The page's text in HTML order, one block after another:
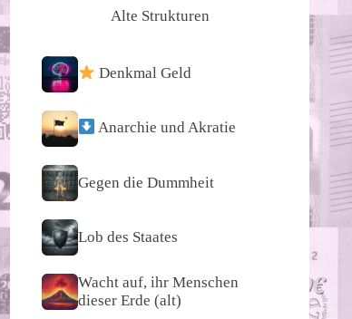
Alte Strukturen
Denkmal Geld
Anarchie und Akratie
Gegen die Dummheit
Lob des Staates
Wacht auf, ihr Menschen
dieser Erde (alt)